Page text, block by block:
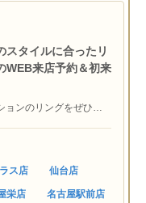
スタイルに合ったリ
WEB来店予約＆初来
ョンのリングをぜひ店
カード3,000円分』を
ンド ブティックにご
います ※サービス内
ス店 仙台店
栄店 名古屋駅前店